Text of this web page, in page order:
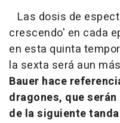
Las dosis de
crescendo' en cada
en esta quinta
la sexta será aun
Bauer hace
dragones, que
de la siguiente